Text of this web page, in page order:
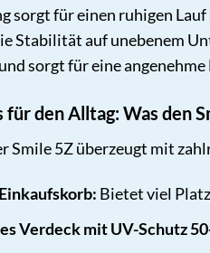
sorgt für einen ruhigen
Stabilität auf unebenem
sorgt für eine
den Alltag: Was den
Smile 5Z überzeugt mit
Bietet viel
Verdeck mit UV-Schutz